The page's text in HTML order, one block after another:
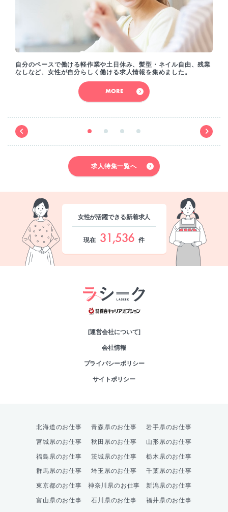
自分のペースで働ける軽作業や土日休み、髪型・ネイル自由、残業
なしなど、女性が自分らしく働ける求人情報を集めました。
MORE
求人特集一覧へ
女性が活躍できる新着求人
現在 31,536 件
[運営会社について]
会社情報
プライバシーポリシー
サイトポリシー
北海道のお仕事 青森県のお仕事 岩手県のお仕事
宮城県のお仕事 秋田県のお仕事 山形県のお仕事
福島県のお仕事 茨城県のお仕事 栃木県のお仕事
群馬県のお仕事 埼玉県のお仕事 千葉県のお仕事
東京都のお仕事 神奈川県のお仕事 新潟県のお仕事
富山県のお仕事 石川県のお仕事 福井県のお仕事